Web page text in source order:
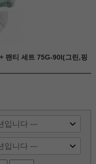
팬티 세트 75G-90I(그린,핑